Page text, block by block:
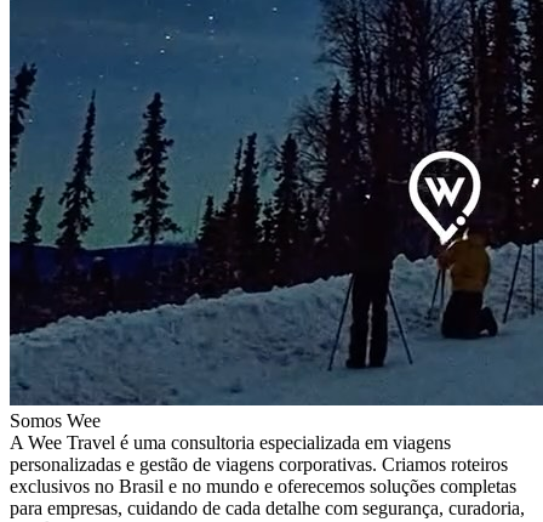
Somos Wee
A Wee Travel é uma consultoria especializada em viagens
personalizadas e gestão de viagens corporativas. Criamos roteiros
exclusivos no Brasil e no mundo e oferecemos soluções completas
para empresas, cuidando de cada detalhe com segurança, curadoria,